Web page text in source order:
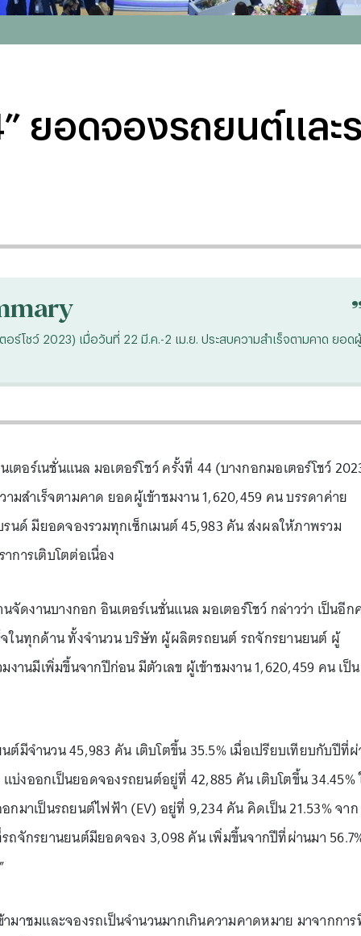
ยอดจองรถยนต์แล
โชว์ 2023) เมื่อวันที่ 22 มี.ค.-2 เม.ย. ประสบความสำเร็จตามคาด ยอดผู้
ตอร์เนชั่นแนล มอเตอร์โชว์ ครั้งที่ 44 (บางกอกมอเตอร์โชว์
มสำเร็จตามคาด ยอดผู้เข้าชมงาน 1,620,459 คน บรรดาค่าย
นด์ มียอดจองรวมทุกเซ็กเมนต์ 45,983 คัน ส่งผลให้ภาพรวม
ารเติบโตต่อเนื่อง
จัดงานบางกอก อินเตอร์เนชั่นแนล มอเตอร์โชว์ กล่าวว่า เป็นอีก
จในทุกด้าน ทั้งจำนวน บริษัท ผู้ผลิตรถยนต์ รถจักรยานยนต์ ผู้
งานมีเพิ่มขึ้นจากปีก่อน มีตัวเลข ผู้เข้าชมงาน 1,620,459 คน เป็น
มีจำนวน 45,983 คัน เติบโตขึ้น 35.5% เมื่อเปรียบเทียบกับปีที่
บ่งออกเป็นยอดจองรถยนต์อยู่ที่ 42,885 คัน เติบโตขึ้น 34.45%
กมาเป็นรถยนต์ไฟฟ้า (EV) อยู่ที่ 9,234 คัน คิดเป็น 21.53% จาก
จักรยานยนต์มียอดจอง 3,098 คัน เพิ่มขึ้นจากปีที่ผ่านมา
มาชมและจองรถเป็นจำนวนมากเกินความคาดหมาย มาจากกา